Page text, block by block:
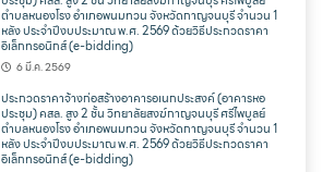
ตำบลหนองโรง อำเภอพนมทวน จังหวัดกาญจนบุรี จำนวน 1
หลัง ประจำปีงบประมาณ พ.ศ. 2569 ด้วยวิธีประกวดราคา
อิเล็กทรอนิกส์ (e-bidding)
6 มี.ค. 2569
ประกวดราคาจ้างก่อสร้างอาคารอเนกประสงค์ (อาคารหอ
ประชุม) คสล. สูง 2 ชั้น วิทยาลัยสงฆ์กาญจนบุรี ศรีไพบูลย์
ตำบลหนองโรง อำเภอพนมทวน จังหวัดกาญจนบุรี จำนวน 1
หลัง ประจำปีงบประมาณ พ.ศ. 2569 ด้วยวิธีประกวดราคา
อิเล็กทรอนิกส์ (e-bidding)